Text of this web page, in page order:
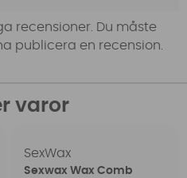
recensioner. Du måste
publicera en recension.
varor
SexWax
Sexwax Wax Comb